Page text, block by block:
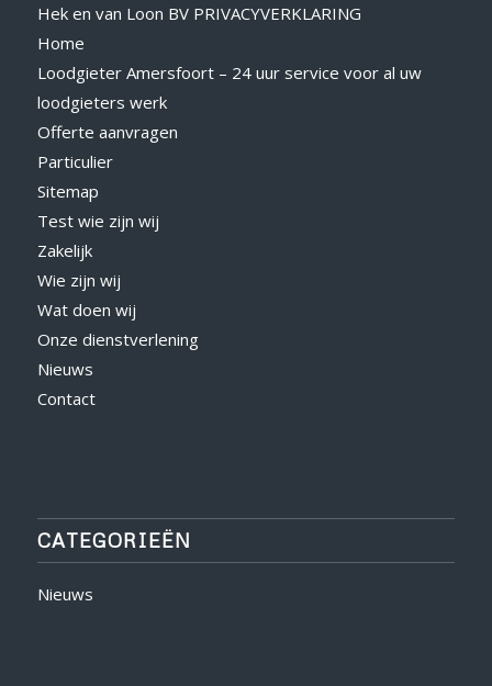
Hek en van Loon BV PRIVACYVERKLARING
Home
Loodgieter Amersfoort – 24 uur service voor al uw
loodgieters werk
Offerte aanvragen
Particulier
Sitemap
Test wie zijn wij
Zakelijk
Wie zijn wij
Wat doen wij
Onze dienstverlening
Nieuws
Contact
CATEGORIEËN
Nieuws